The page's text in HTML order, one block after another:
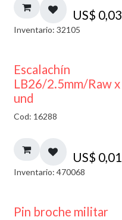
US$ 0,03
Inventario: 32105
Escalachín
LB26/2.5mm/Raw x
und
Cod: 16288
US$ 0,01
Inventario: 470068
Pin broche militar